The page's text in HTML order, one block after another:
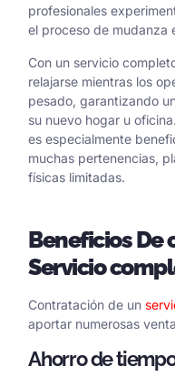
profesionales
el proceso de mudanza
Con un servicio
relajarse mientras los
pesado, garantizando
su nuevo hogar u
es especialmente
muchas pertenencias,
físicas limitadas.
BeneficiosDe
Servicio
Contratación de un
aportar numerosas
Ahorro de